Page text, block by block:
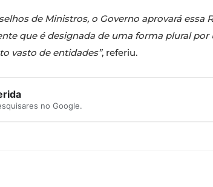
de Ministros, o Governo aprovará essa
que é designada de uma forma plural
vasto de entidades”, referiu.
no Google.